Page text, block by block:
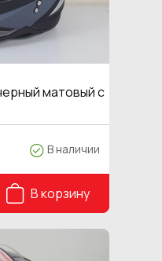
матовый с
В наличии
В корзину